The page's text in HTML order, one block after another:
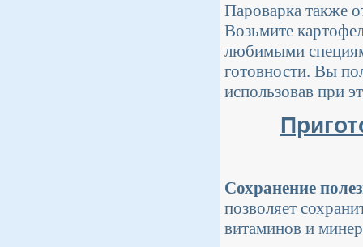
Пароварка также
Возьмите
любимыми
готовности. Вы
использовав при
Сохранение
позволяет
витаминов и